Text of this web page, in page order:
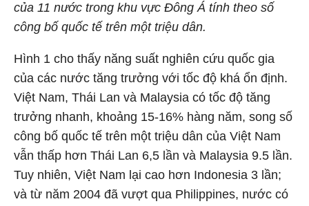
của 11 nước trong khu vực Đông Á tính theo số
công bố quốc tế trên một triệu dân.
Hình 1 cho thấy năng suất nghiên cứu quốc gia
của các nước tăng trưởng với tốc độ khá ổn định.
Việt Nam, Thái Lan và Malaysia có tốc độ tăng
trưởng nhanh, khoảng 15-16% hàng năm, song số
công bố quốc tế trên một triệu dân của Việt Nam
vẫn thấp hơn Thái Lan 6,5 lần và Malaysia 9.5 lần.
Tuy nhiên, Việt Nam lại cao hơn Indonesia 3 lần;
và từ năm 2004 đã vượt qua Philippines, nước có